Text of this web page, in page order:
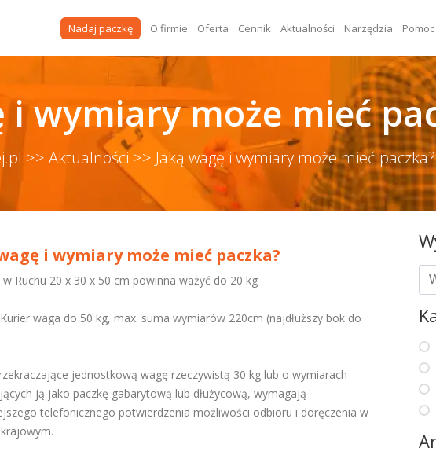
Nadaj paczkę O firmie Oferta Cennik Aktualności Narzędzia Pomoc
i wymiary może mieć
>> Aktualności >> Jaką wagę i wymiary może mieć paczka?
i wymiary może mieć paczka?
w Ruchu 20 x 30 x 50 cm powinna ważyć do 20 kg
waga do 50 kg, max. suma wymiarów 220cm (najdłuższy bok do
jednostkową wagę rzeczywistą 30 kg lub o wymiarach
ją jako paczkę gabarytową lub dłużycową, wymagają
telefonicznego potwierdzenia możliwości odbioru i doręczenia w